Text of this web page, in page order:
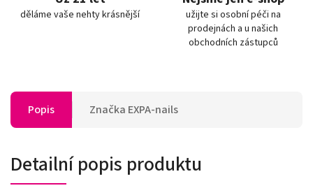
děláme vaše nehty krásnější
užijte si osobní péči na
prodejnách a u našich
obchodních zástupců
Popis Značka EXPA-nails
Detailní popis produktu